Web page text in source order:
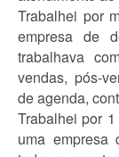
Trabalhei por
empresa de
trabalhava
vendas, pós-
de agenda,
Trabalhei por
uma empresa